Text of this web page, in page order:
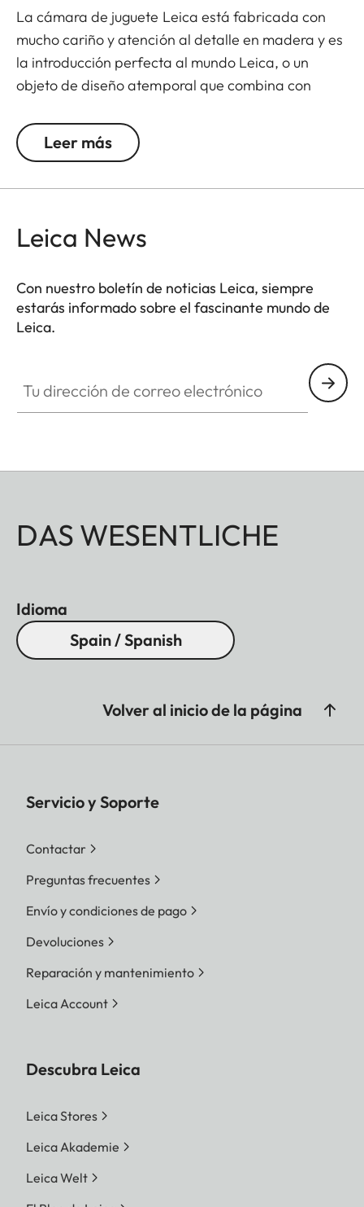
La cámara de juguete Leica está fabricada con
mucho cariño y atención al detalle en madera y es
la introducción perfecta al mundo Leica, o un
objeto de diseño atemporal que combina con
Leer más
Leica News
Con nuestro boletín de noticias Leica, siempre
estarás informado sobre el fascinante mundo de
Leica.
DAS WESENTLICHE
Idioma
Spain / Spanish
Volver al inicio de la página
Servicio y Soporte
Contactar
Preguntas frecuentes
Envío y condiciones de pago
Devoluciones
Reparación y mantenimiento
Leica Account
Descubra Leica
Leica Stores
Leica Akademie
Leica Welt